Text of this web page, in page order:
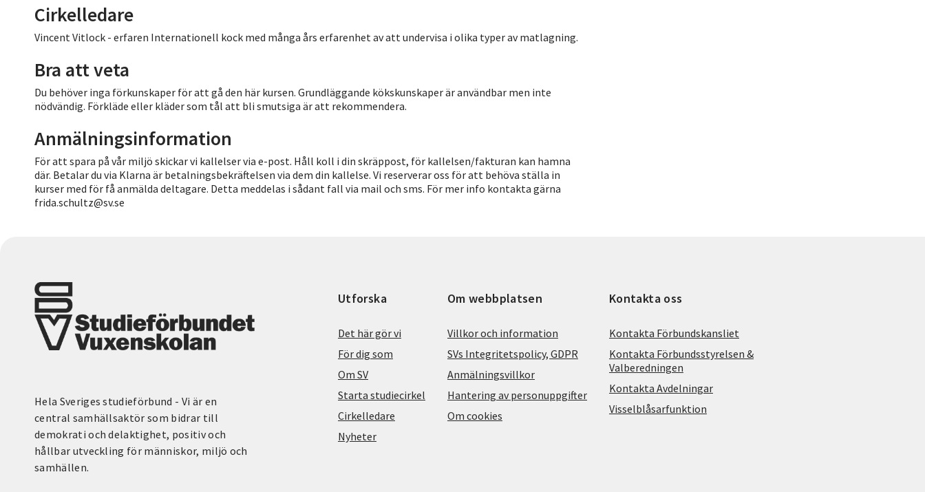
Cirkelledare
Vincent Vitlock - erfaren Internationell kock med många års erfarenhet av att undervisa i olika typer av matlagning.
Bra att veta
Du behöver inga förkunskaper för att gå den här kursen. Grundläggande kökskunskaper är användbar men inte
nödvändig. Förkläde eller kläder som tål att bli smutsiga är att rekommendera.
Anmälningsinformation
För att spara på vår miljö skickar vi kallelser via e-post. Håll koll i din skräppost, för kallelsen/fakturan kan hamna
där. Betalar du via Klarna är betalningsbekräftelsen via dem din kallelse. Vi reserverar oss för att behöva ställa in
kurser med för få anmälda deltagare. Detta meddelas i sådant fall via mail och sms. För mer info kontakta gärna
frida.schultz@sv.se
Hela Sveriges studieförbund - Vi är en
central samhällsaktör som bidrar till
demokrati och delaktighet, positiv och
hållbar utveckling för människor, miljö och
samhällen.
Utforska
Det här gör vi
För dig som
Om SV
Starta studiecirkel
Cirkelledare
Nyheter
Om webbplatsen
Villkor och information
SVs Integritetspolicy, GDPR
Anmälningsvillkor
Hantering av personuppgifter
Om cookies
Kontakta oss
Kontakta Förbundskansliet
Kontakta Förbundsstyrelsen &
Valberedningen
Kontakta Avdelningar
Visselblåsarfunktion